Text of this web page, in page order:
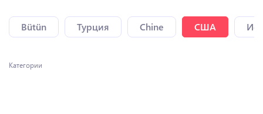
Bütün Турция Chine США
Категории